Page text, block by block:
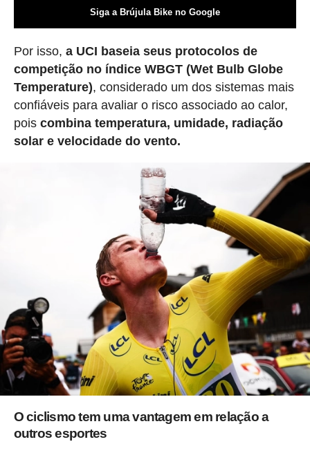
Siga a Brújula Bike no Google
Por isso, a UCI baseia seus protocolos de
competição no índice WBGT (Wet Bulb Globe
Temperature), considerado um dos sistemas mais
confiáveis para avaliar o risco associado ao calor,
pois combina temperatura, umidade, radiação
solar e velocidade do vento.
O ciclismo tem uma vantagem em relação a
outros esportes